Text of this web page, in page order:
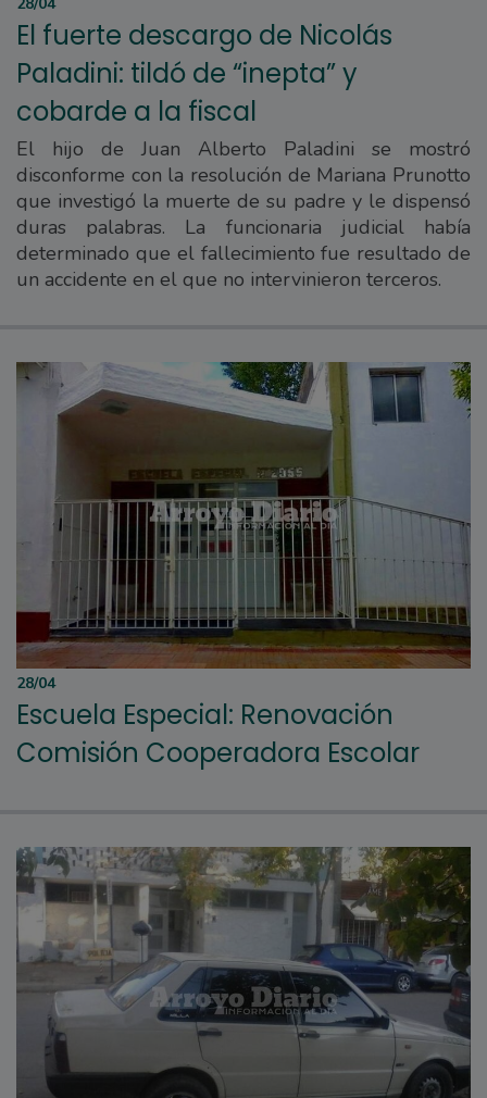
El fuerte descargo de Nicolás
Paladini: tildó de “inepta” y
cobarde a la fiscal
El hijo de Juan Alberto Paladini se mostró
disconforme con la resolución de Mariana Prunotto
que investigó la muerte de su padre y le dispensó
duras palabras. La funcionaria judicial había
determinado que el fallecimiento fue resultado de
un accidente en el que no intervinieron terceros.
28/04
Escuela Especial: Renovación
Comisión Cooperadora Escolar